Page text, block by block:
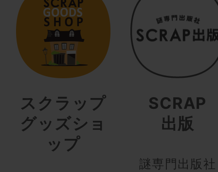
スクラップ
グッズショ
ップ
SCRAP
出版
謎専門出版社